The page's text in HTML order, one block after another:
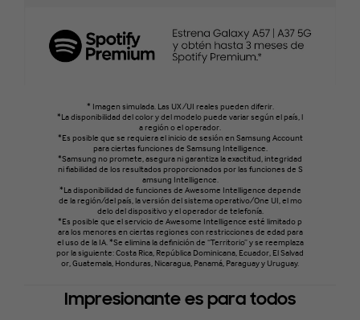
* Imagen simulada. Las UX/UI reales pueden diferir.
*La disponibilidad del color y del modelo puede variar según el país, l
a región o el operador.
*Es posible que se requiera el inicio de sesión en Samsung Account
para ciertas funciones de Samsung Intelligence.
*Samsung no promete, asegura ni garantiza la exactitud, integridad
ni fiabilidad de los resultados proporcionados por las funciones de S
amsung Intelligence.
*La disponibilidad de funciones de Awesome Intelligence depende
de la región/del país, la versión del sistema operativo/One UI, el mo
delo del dispositivo y el operador de telefonía.
*Es posible que el servicio de Awesome Intelligence esté limitado p
ara los menores en ciertas regiones con restricciones de edad para
el uso de la IA. *Se elimina la definición de “Territorio” y se reemplaza
por la siguiente: Costa Rica, República Dominicana, Ecuador, El Salvad
or, Guatemala, Honduras, Nicaragua, Panamá, Paraguay y Uruguay.
Impresionante es para todos